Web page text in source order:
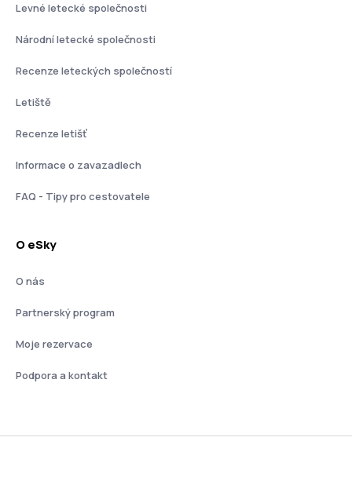
Levné letecké společnosti
Národní letecké společnosti
Recenze leteckých společností
Letiště
Recenze letišť
Informace o zavazadlech
FAQ - Tipy pro cestovatele
O eSky
O nás
Partnerský program
Moje rezervace
Podpora a kontakt